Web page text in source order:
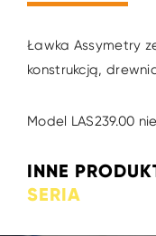
Ławka Assymetry
konstrukcją,
Model LAS239.00
INNE
SERIA